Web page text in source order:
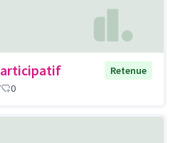
Retenue
0